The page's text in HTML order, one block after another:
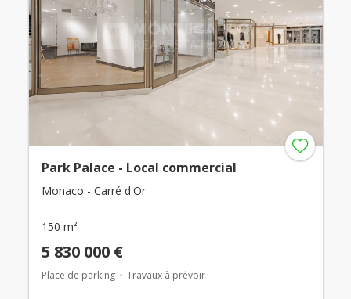
Park Palace - Local commercial
Monaco - Carré d'Or
150 m²
5 830 000 €
Place de parking Travaux à prévoir